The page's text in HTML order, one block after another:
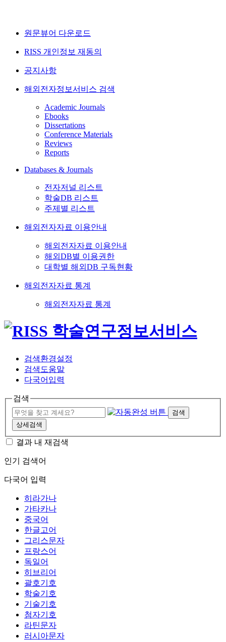
원문뷰어 다운로드
RISS 개인정보 재동의
공지사항
해외전자정보서비스 검색
Academic Journals
Ebooks
Dissertations
Conference Materials
Reviews
Reports
Databases & Journals
전자저널 리스트
학술DB 리스트
주제별 리스트
해외전자자료 이용안내
해외전자자료 이용안내
해외DB별 이용권한
대학별 해외DB 구독현황
해외전자자료 통계
해외전자자료 통계
검색환경설정
검색도움말
다국어입력
검색
검색
상세검색
결과 내 재검색
인기 검색어
다국어 입력
히라가나
가타카나
중국어
한글고어
그리스문자
프랑스어
독일어
히브리어
괄호기호
학술기호
기술기호
첨자기호
라틴문자
러시아문자